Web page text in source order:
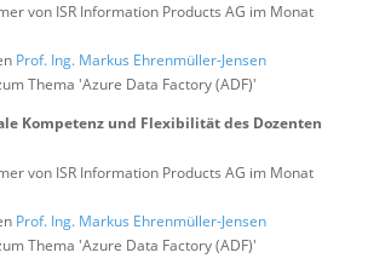
von ISR Information Products AG im Monat
Prof. Ing. Markus Ehrenmüller-Jensen
Thema 'Azure Data Factory (ADF)'
Kompetenz und Flexibilität des Dozenten
von ISR Information Products AG im Monat
Prof. Ing. Markus Ehrenmüller-Jensen
Thema 'Azure Data Factory (ADF)'